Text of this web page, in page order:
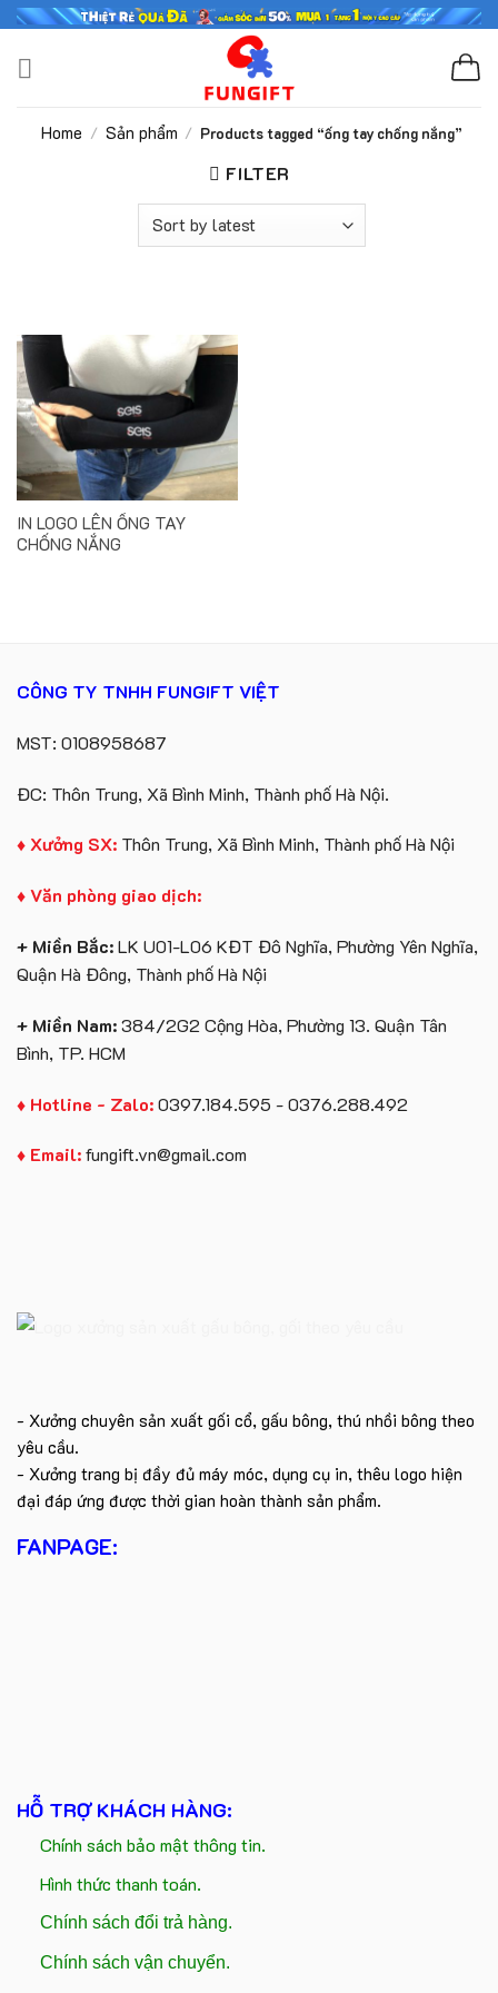
Skip
content
Home / Sản phẩm / Products tagged “ống tay chống nắng”
FILTER
IN LOGO LÊN ỐNG TAY
CHỐNG NẮNG
CÔNG TY TNHH FUNGIFT VIỆT
MST: 0108958687
ĐC: Thôn Trung, Xã Bình Minh, Thành phố Hà Nội.
♦ Xưởng SX: Thôn Trung, Xã Bình Minh, Thành phố Hà Nội
♦ Văn phòng giao dịch:
+ Miền Bắc:LK U01-L06 KĐT Đô Nghĩa, Phường Yên Nghĩa,
Quận Hà Đông, Thành phố Hà Nội
+ Miền Nam:384/2G2 Cộng Hòa, Phường 13. Quận Tân
Bình, TP. HCM
♦ Hotline - Zalo:0397.184.595 - 0376.288.492
♦ Email:fungift.vn@gmail.com
- Xưởng chuyên sản xuất gối cổ, gấu bông, thú nhồi bông theo
yêu cầu.
- Xưởng trang bị đầy đủ máy móc, dụng cụ in, thêu logo hiện
đại đáp ứng được thời gian hoàn thành sản phẩm.
FANPAGE:
HỖ TRỢ KHÁCH HÀNG:
Chính sách bảo mật thông tin.
Hình thức thanh toán.
Chính sách đổi trả hàng.
Chính sách vận chuyển.